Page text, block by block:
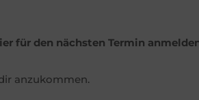
für den nächsten Termin
anzukommen.